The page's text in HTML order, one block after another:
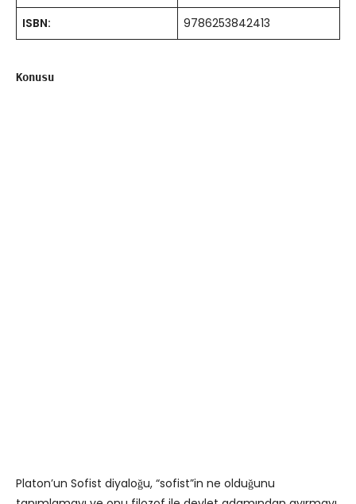
ISBN:
9786253842413
Konusu
Platon’un Sofist diyaloğu, “sofist”in ne olduğunu